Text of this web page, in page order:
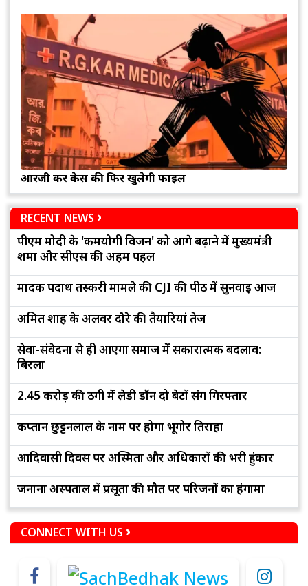
आरजी कर केस की फिर खुलेगी फाइल
RECENT NEWS
पीएम मोदी के 'कर्मयोगी विजन' को आगे बढ़ाने में मुख्यमंत्री
शर्मा और सीएस की अहम पहल
मादक पदार्थ तस्करी मामले की CJI की पीठ में सुनवाई आज
अमित शाह के अलवर दौरे की तैयारियां तेज
सेवा-संवेदना से ही आएगा समाज में सकारात्मक बदलाव:
बिरला
2.45 करोड़ की ठगी में लेडी डॉन दो बेटों संग गिरफ्तार
कप्तान छुट्टनलाल के नाम पर होगा भूगोर तिराहा
आदिवासी दिवस पर अस्मिता और अधिकारों की भरी हुंकार
जनाना अस्पताल में प्रसूता की मौत पर परिजनों का हंगामा
CONNECT WITH US